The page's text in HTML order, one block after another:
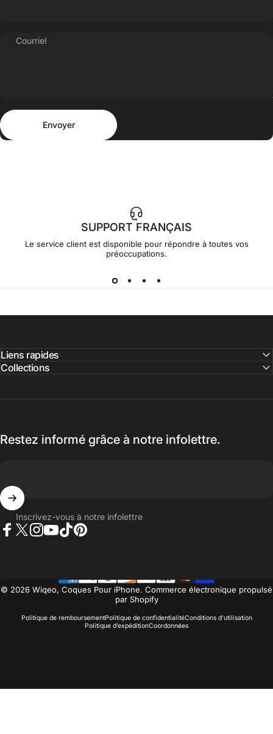
Courriel
Envoyer
Envoyer
SUPPORT FRANÇAIS
Le service client est disponible pour répondre à toutes vos
préoccupations.
Liens rapides
Collections
Restez informé grâce à notre infolettre.
Inscrivez-vous à notre infolettre
© 2026 Wiqeo, Coques Pour iPhone. Commerce électronique propulsé
par Shopify
Politique de remboursementPolitique de confidentialitéConditions d’utilisation
Politique d’expéditionCoordonnées